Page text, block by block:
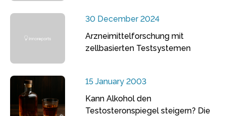
30 December 2024
Arzneimittelforschung mit
zellbasierten Testsystemen
15 January 2003
Kann Alkohol den
Testosteronspiegel steigern? Die